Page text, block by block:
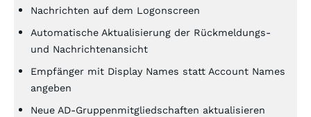
Nachrichten auf dem Logonscreen
Automatische Aktualisierung der Rückmeldungs-
und Nachrichtenansicht
Empfänger mit Display Names statt Account Names
angeben
Neue AD-Gruppenmitgliedschaften aktualisieren